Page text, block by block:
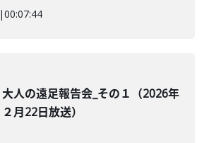
|00:07:44
大人の遠足報告会_その１（2026年
２月22日放送）